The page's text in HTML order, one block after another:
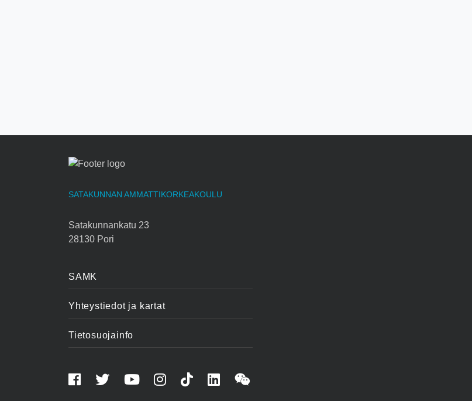
SATAKUNNAN AMMATTIKORKEAKOULU
Satakunnankatu 23
28130 Pori
SAMK
Yhteystiedot ja kartat
Tietosuojainfo